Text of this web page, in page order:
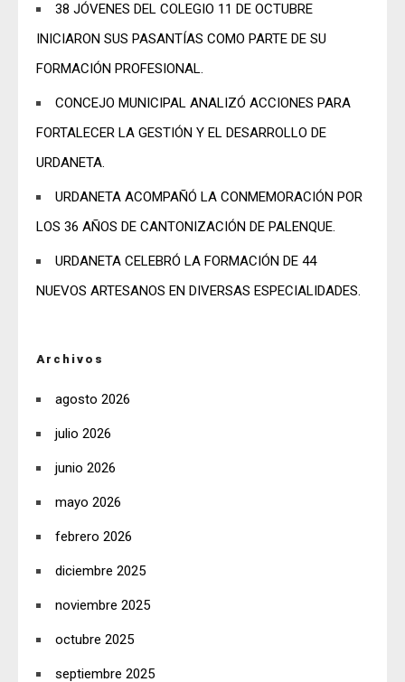
38 JÓVENES DEL COLEGIO 11 DE OCTUBRE
INICIARON SUS PASANTÍAS COMO PARTE DE SU
FORMACIÓN PROFESIONAL.
CONCEJO MUNICIPAL ANALIZÓ ACCIONES PARA
FORTALECER LA GESTIÓN Y EL DESARROLLO DE
URDANETA.
URDANETA ACOMPAÑÓ LA CONMEMORACIÓN POR
LOS 36 AÑOS DE CANTONIZACIÓN DE PALENQUE.
URDANETA CELEBRÓ LA FORMACIÓN DE 44
NUEVOS ARTESANOS EN DIVERSAS ESPECIALIDADES.
Archivos
agosto 2026
julio 2026
junio 2026
mayo 2026
febrero 2026
diciembre 2025
noviembre 2025
octubre 2025
septiembre 2025